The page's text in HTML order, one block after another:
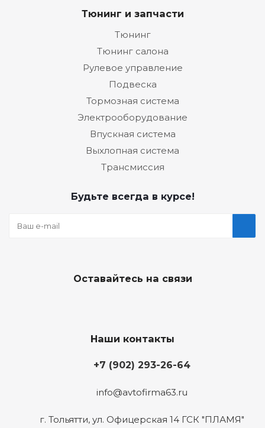
Тюнинг и запчасти
Тюнинг
Тюнинг салона
Рулевое управление
Подвеска
Тормозная система
Электрооборудование
Впускная система
Выхлопная система
Трансмиссия
Будьте всегда в курсе!
Оставайтесь на связи
Наши контакты
+7 (902) 293-26-64
info@avtofirma63.ru
г. Тольятти, ул. Офицерская 14 ГСК "ПЛАМЯ"